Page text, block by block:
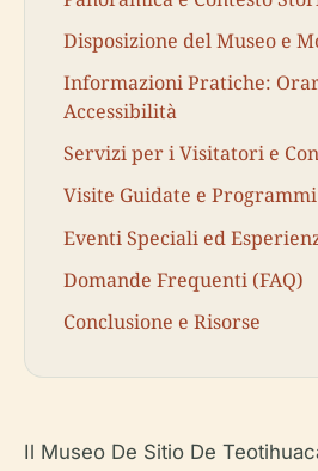
Disposizione del Museo e
Informazioni Pratiche:
Accessibilità
Servizi per i Visitatori e
Visite Guidate e
Eventi Speciali ed
Domande Frequenti (FAQ)
Conclusione e Risorse
Il Museo De Sitio De